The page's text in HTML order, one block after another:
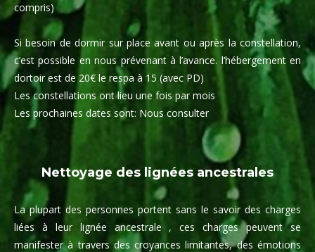
compris)
Si besoin de dormir sur place avant ou après la constellation,
c’est possible en nous prévenant à l’avance. l’hébergement en
dortoir est de 20€ le respa à 15 (avec PD)
Les constellations ont lieu une fois par mois
Les prochaines dates sont: Nous consulter
Nettoyage des lignées ancestrales
La plupart des personnes portent sans le savoir des charges
liées à leur lignée ancestrale , ces charges peuvent se
manifester à travers des croyances limitantes, des émotions